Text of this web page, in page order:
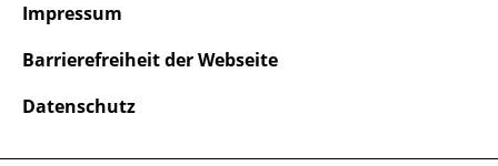
Impressum
Barrierefreiheit der Webseite
Datenschutz